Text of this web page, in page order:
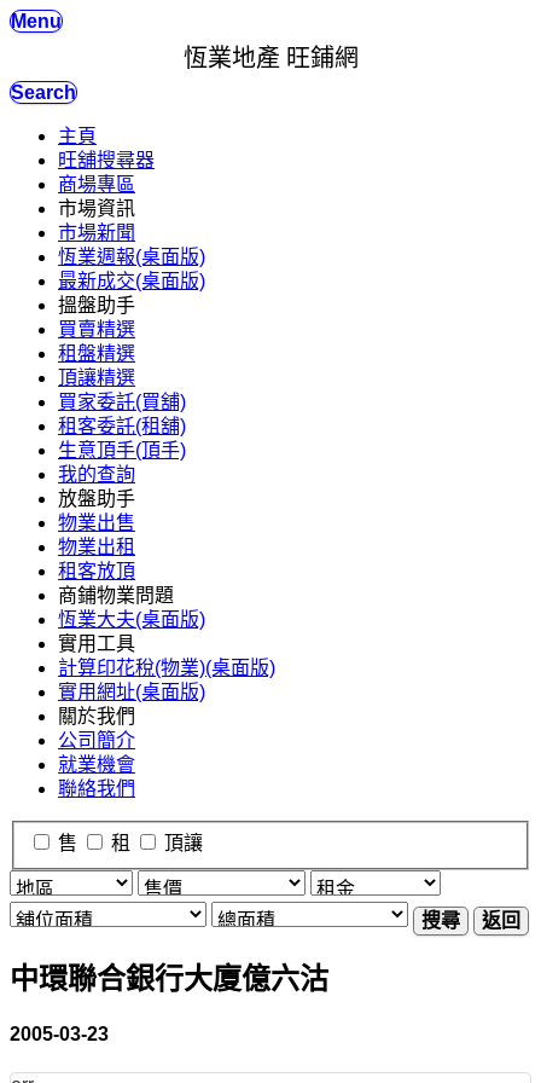
Menu
恆業地產 旺鋪網
Search
主頁
旺舖搜尋器
商場專區
市場資訊
市場新聞
恆業週報(桌面版)
最新成交(桌面版)
搵盤助手
買賣精選
租盤精選
頂讓精選
買家委託(買舖)
租客委託(租舖)
生意頂手(頂手)
我的查詢
放盤助手
物業出售
物業出租
租客放頂
商鋪物業問題
恆業大夫(桌面版)
實用工具
計算印花稅(物業)(桌面版)
實用網址(桌面版)
關於我們
公司簡介
就業機會
聯絡我們
售 租 頂讓
搜尋 返回
中環聯合銀行大廈億六沽
2005-03-23